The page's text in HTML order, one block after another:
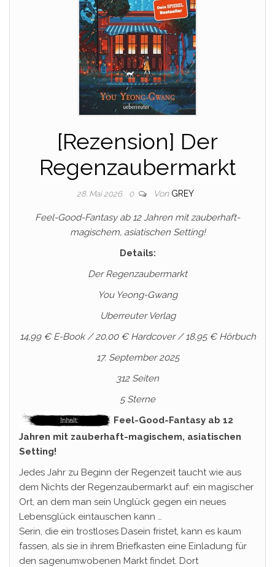
[Rezension] Der
Regenzaubermarkt
28. Mai 2026 0 Von GREY
Feel-Good-Fantasy ab 12 Jahren mit zauberhaft-
magischem, asiatischen Setting!
Details:
Der Regenzaubermarkt
You Yeong-Gwang
Uberreuter Verlag
14,99 € E-Book / 20,00 € Hardcover / 18,95 € Hörbuch
17. September 2025
312 Seiten
5 Sterne
Feel-Good-Fantasy ab 12
Jahren mit zauberhaft-magischem, asiatischen
Setting!
Jedes Jahr zu Beginn der Regenzeit taucht wie aus
dem Nichts der Regenzaubermarkt auf: ein magischer
Ort, an dem man sein Unglück gegen ein neues
Lebensglück eintauschen kann …
Serin, die ein trostloses Dasein fristet, kann es kaum
fassen, als sie in ihrem Briefkasten eine Einladung für
den sagenumwobenen Markt findet. Dort